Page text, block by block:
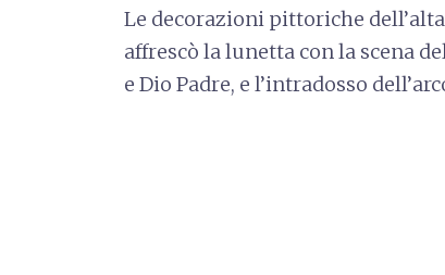
Le decorazioni pittoriche
affrescò la lunetta con la scena
e Dio Padre, e l’intradosso